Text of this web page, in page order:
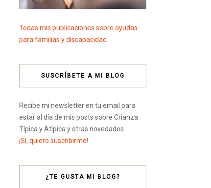
Todas mis publicaciones sobre ayudas
para familias y discapacidad
SUSCRÍBETE A MI BLOG
Recibe mi newsletter en tu email para
estar al día de mis posts sobre Crianza
Típica y Atípica y otras novedades.
¡Sí, quiero suscribirme!
¿TE GUSTA MI BLOG?